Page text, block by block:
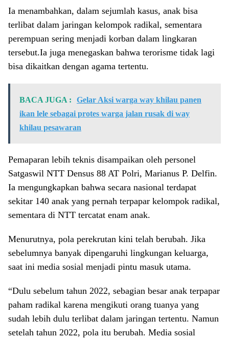
Ia menambahkan, dalam sejumlah kasus, anak bisa
terlibat dalam jaringan kelompok radikal, sementara
perempuan sering menjadi korban dalam lingkaran
tersebut.Ia juga menegaskan bahwa terorisme tidak lagi
bisa dikaitkan dengan agama tertentu.
BACA JUGA :
Gelar Aksi warga way khilau panen
ikan lele sebagai protes warga jalan rusak di way
khilau pesawaran
Pemaparan lebih teknis disampaikan oleh personel
Satgaswil NTT Densus 88 AT Polri, Marianus P. Delfin.
Ia mengungkapkan bahwa secara nasional terdapat
sekitar 140 anak yang pernah terpapar kelompok radikal,
sementara di NTT tercatat enam anak.
Menurutnya, pola perekrutan kini telah berubah. Jika
sebelumnya banyak dipengaruhi lingkungan keluarga,
saat ini media sosial menjadi pintu masuk utama.
“Dulu sebelum tahun 2022, sebagian besar anak terpapar
paham radikal karena mengikuti orang tuanya yang
sudah lebih dulu terlibat dalam jaringan tertentu. Namun
setelah tahun 2022, pola itu berubah. Media sosial